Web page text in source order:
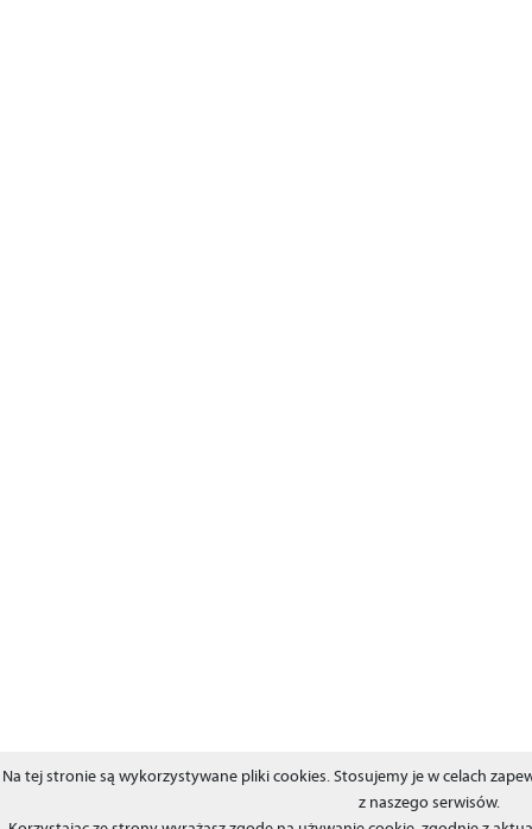
Na tej stronie są wykorzystywane pliki cookies. Stosujemy je w celach
z naszego serwisów.